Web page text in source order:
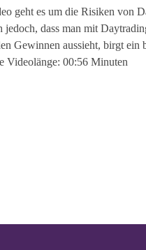
geht es um die Risiken von
jedoch, dass man mit
Gewinnen aussieht, birgt ein
Videolänge: 00:56 Minuten